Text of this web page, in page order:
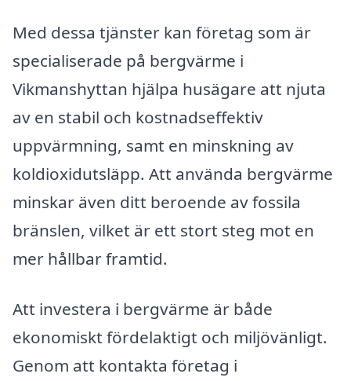
Med dessa tjänster kan företag som är
specialiserade på bergvärme i
Vikmanshyttan hjälpa husägare att njuta
av en stabil och kostnadseffektiv
uppvärmning, samt en minskning av
koldioxidutsläpp. Att använda bergvärme
minskar även ditt beroende av fossila
bränslen, vilket är ett stort steg mot en
mer hållbar framtid.
Att investera i bergvärme är både
ekonomiskt fördelaktigt och miljövänligt.
Genom att kontakta företag i